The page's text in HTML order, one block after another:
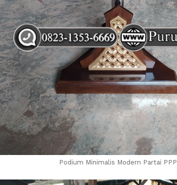
Podium Minimalis Modern Partai PPP